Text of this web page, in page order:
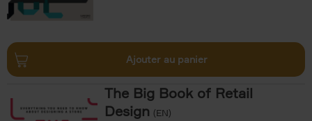
Ajouter au panier
The Big Book of Retail
Design (EN)